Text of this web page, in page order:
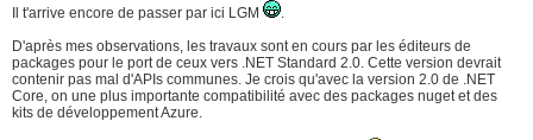
Il t'arrive encore de passer par ici LGM
D'après mes observations, les travaux sont en cours par les éditeurs de
packages pour le port de ceux vers .NET Standard 2.0. Cette version devrait
contenir pas mal d'APIs communes. Je crois qu'avec la version 2.0 de .NET
Core, on une plus importante compatibilité avec des packages nuget et des
kits de développement Azure.